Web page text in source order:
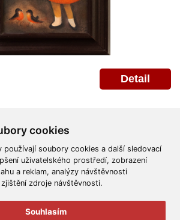
cookies
používají soubory cookies a další sledovací
uživatelského prostředí, zobrazení
a reklam, analýzy návštěvnosti
zdroje návštěvnosti.
Souhlasím
Detail
Reklamační řád
Ochrana osobních údajů